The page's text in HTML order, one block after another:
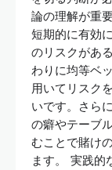
論の理解が重
短期的に有効
のリスクがあ
わりに均等ベ
用いてリスク
いです。さら
の癖やテーブ
むことで賭け
ます。 実践的